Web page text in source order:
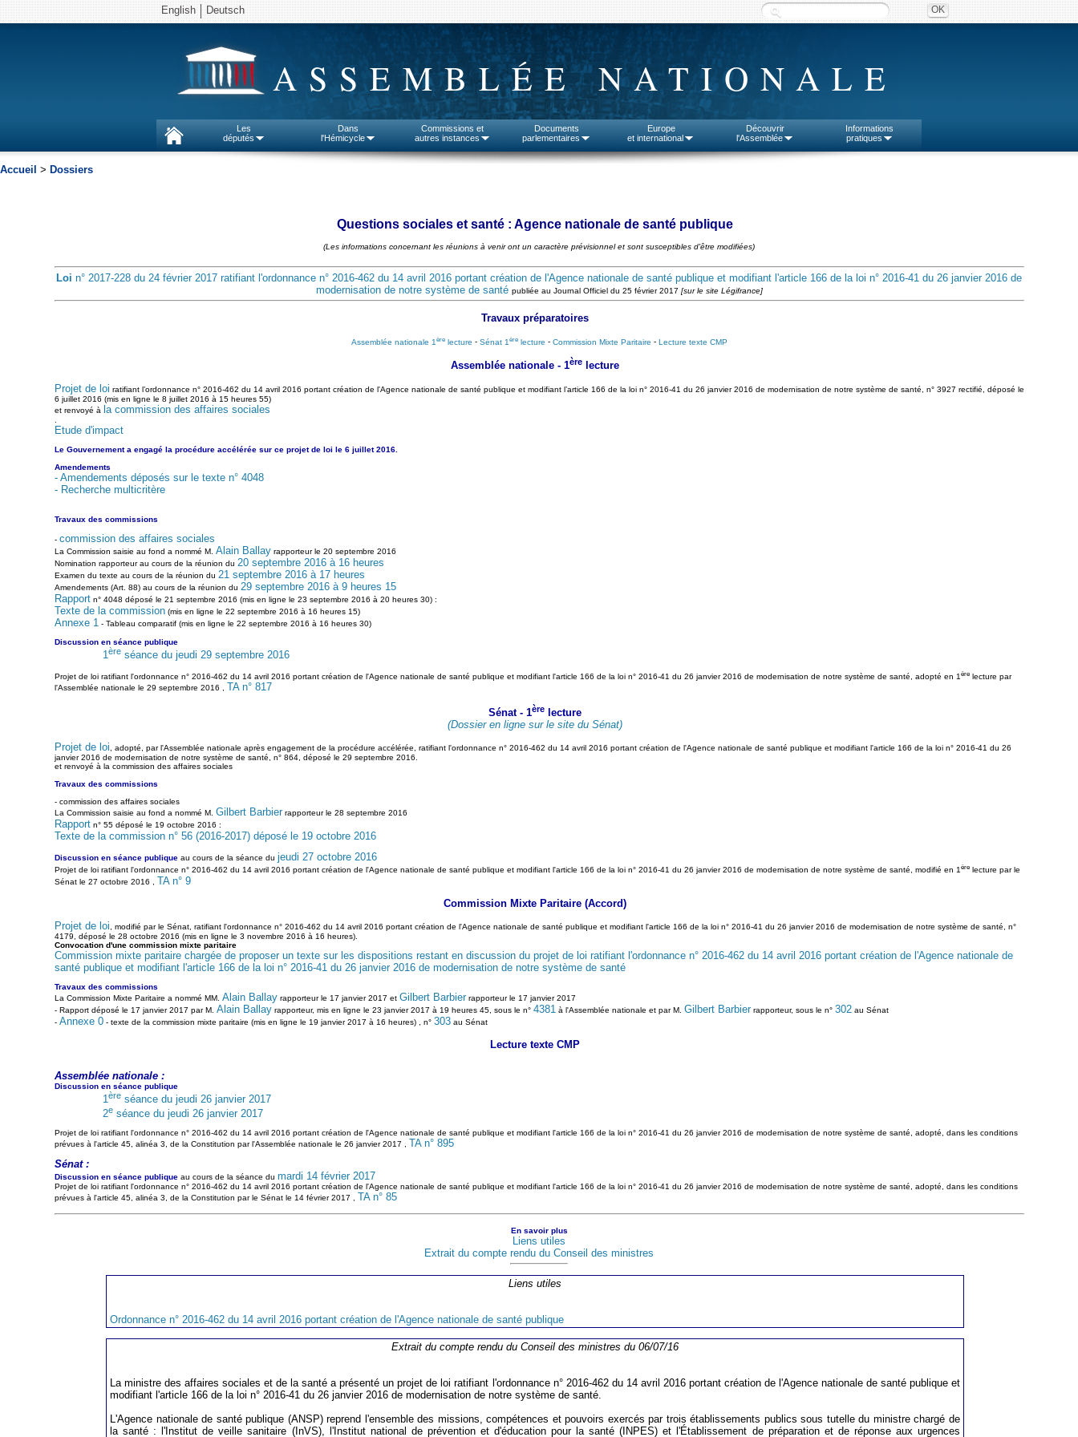
English Deutsch
ASSEMBLÉE NATIONALE
Les
députés
Dans
l'Hémicycle
Commissions et
autres instances
Documents
parlementaires
Europe
et international
Découvrir
l'Assemblée
Informations
pratiques
Accueil > Dossiers
Questions sociales et santé : Agence nationale de santé publique
(Les informations concernant les réunions à venir ont un caractère prévisionnel et sont susceptibles d'être modifiées)
Loi n° 2017-228 du 24 février 2017 ratifiant l'ordonnance n° 2016-462 du 14 avril 2016 portant création de l'Agence nationale de santé publique et modifiant l'article 166 de la loi n° 2016-41 du 26 janvier 2016 de
modernisation de notre système de santé publiée au Journal Officiel du 25 février 2017 [sur le site Légifrance]
Travaux préparatoires
Assemblée nationale 1 èrelecture - Sénat 1 èrelecture - Commission Mixte Paritaire - Lecture texte CMP
Assemblée nationale - 1ère
lecture
Projet de loi ratifiant l’ordonnance n° 2016-462 du 14 avril 2016 portant création de l'Agence nationale de santé publique et modifiant l’article 166 de la loi n° 2016-41 du 26 janvier 2016 de modernisation de notre système de santé, n° 3927 rectifié, déposé le
6 juillet 2016 (mis en ligne le 8 juillet 2016 à 15 heures 55)
et renvoyé à la commission des affaires sociales
Etude d'impact
Le Gouvernement a engagé la procédure accélérée sur ce projet de loi le 6 juillet 2016.
Amendements
- Amendements déposés sur le texte n° 4048
- Recherche multicritère
Travaux des commissions
- commission des affaires sociales
La Commission saisie au fond a nommé M. Alain Ballayrapporteur le 20 septembre 2016
Nomination rapporteur au cours de la réunion du 20 septembre 2016 à 16 heures
Examen du texte au cours de la réunion du 21 septembre 2016 à 17 heures
Amendements (Art. 88) au cours de la réunion du 29 septembre 2016 à 9 heures 15
Rapportn° 4048 déposé le 21 septembre 2016 (mis en ligne le 23 septembre 2016 à 20 heures 30) :
Texte de la commission(mis en ligne le 22 septembre 2016 à 16 heures 15)
Annexe 1 - Tableau comparatif (mis en ligne le 22 septembre 2016 à 16 heures 30)
Discussion en séance publique
1ère séance du jeudi 29 septembre 2016
Projet de loi ratifiant l'ordonnance n° 2016-462 du 14 avril 2016 portant création de l'Agence nationale de santé publique et modifiant l'article 166 de la loi n° 2016-41 du 26 janvier 2016 de modernisation de notre système de santé, adopté en 1èrelecture par
l'Assemblée nationale le 29 septembre 2016 , TA n° 817
Sénat - 1ère
lecture
(Dossier en ligne sur le site du Sénat)
Projet de loi, adopté, par l'Assemblée nationale après engagement de la procédure accélérée, ratifiant l'ordonnance n° 2016-462 du 14 avril 2016 portant création de l'Agence nationale de santé publique et modifiant l'article 166 de la loi n° 2016-41 du 26
janvier 2016 de modernisation de notre système de santé, n° 864, déposé le 29 septembre 2016.
et renvoyé à la commission des affaires sociales
Travaux des commissions
- commission des affaires sociales
La Commission saisie au fond a nommé M. Gilbert Barbierrapporteur le 28 septembre 2016
Rapportn° 55 déposé le 19 octobre 2016 :
Texte de la commission n° 56 (2016-2017) déposé le 19 octobre 2016
Discussion en séance publiqueau cours de la séance du jeudi 27 octobre 2016
Projet de loi ratifiant l'ordonnance n° 2016-462 du 14 avril 2016 portant création de l'Agence nationale de santé publique et modifiant l'article 166 de la loi n° 2016-41 du 26 janvier 2016 de modernisation de notre système de santé, modifié en 1èrelecture par le
Sénat le 27 octobre 2016 , TA n° 9
Commission Mixte Paritaire (Accord)
Projet de loi, modifié par le Sénat, ratifiant l'ordonnance n° 2016-462 du 14 avril 2016 portant création de l'Agence nationale de santé publique et modifiant l'article 166 de la loi n° 2016-41 du 26 janvier 2016 de modernisation de notre système de santé, n°
4179, déposé le 28 octobre 2016 (mis en ligne le 3 novembre 2016 à 16 heures).
Convocation d'une commission mixte paritaire
Commission mixte paritaire chargée de proposer un texte sur les dispositions restant en discussion du projet de loi ratifiant l'ordonnance n° 2016-462 du 14 avril 2016 portant création de l'Agence nationale de
santé publique et modifiant l'article 166 de la loi n° 2016-41 du 26 janvier 2016 de modernisation de notre système de santé
Travaux des commissions
La Commission Mixte Paritaire a nommé MM. Alain Ballayrapporteur le 17 janvier 2017 et Gilbert Barbierrapporteur le 17 janvier 2017
- Rapport déposé le 17 janvier 2017 par M. Alain Ballayrapporteur, mis en ligne le 23 janvier 2017 à 19 heures 45, sous le n° 4381à l'Assemblée nationale et par M. Gilbert Barbierrapporteur, sous le n° 302au Sénat
- Annexe 0- texte de la commission mixte paritaire (mis en ligne le 19 janvier 2017 à 16 heures) , n° 303au Sénat
Lecture texte CMP
Assemblée nationale :
Discussion en séance publique
1ère séance du jeudi 26 janvier 2017
2e séance du jeudi 26 janvier 2017
Projet de loi ratifiant l'ordonnance n° 2016-462 du 14 avril 2016 portant création de l'Agence nationale de santé publique et modifiant l'article 166 de la loi n° 2016-41 du 26 janvier 2016 de modernisation de notre système de santé, adopté, dans les conditions
prévues à l'article 45, alinéa 3, de la Constitution par l'Assemblée nationale le 26 janvier 2017 , TA n° 895
Sénat :
Discussion en séance publiqueau cours de la séance du mardi 14 février 2017
Projet de loi ratifiant l'ordonnance n° 2016-462 du 14 avril 2016 portant création de l'Agence nationale de santé publique et modifiant l'article 166 de la loi n° 2016-41 du 26 janvier 2016 de modernisation de notre système de santé, adopté, dans les conditions
prévues à l'article 45, alinéa 3, de la Constitution par le Sénat le 14 février 2017 , TA n° 85
En savoir plus
Liens utiles
Extrait du compte rendu du Conseil des ministres
Liens utiles
Ordonnance n° 2016-462 du 14 avril 2016 portant création de l'Agence nationale de santé publique
Extrait du compte rendu du Conseil des ministres du 06/07/16
La ministre des affaires sociales et de la santé a présenté un projet de loi ratifiant l'ordonnance n° 2016-462 du 14 avril 2016 portant création de l'Agence nationale de santé publique et
modifiant l'article 166 de la loi n° 2016-41 du 26 janvier 2016 de modernisation de notre système de santé.
L'Agence nationale de santé publique (ANSP) reprend l'ensemble des missions, compétences et pouvoirs exercés par trois établissements publics sous tutelle du ministre chargé de
la santé : l'Institut de veille sanitaire (InVS), l'Institut national de prévention et d'éducation pour la santé (INPES) et l'Établissement de préparation et de réponse aux urgences